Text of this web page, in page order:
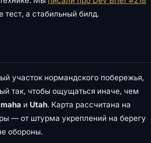
а стабильный билд.
участок нормандского побережья,
так, чтобы ощущаться иначе, чем
и Utah. Карта рассчитана на
— от штурма укреплений на берегу
обороны.